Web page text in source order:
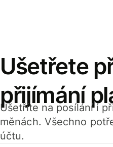
Ušetřete
přijímání
Ušetříte na posílání i
měnách. Všechno
účtu.